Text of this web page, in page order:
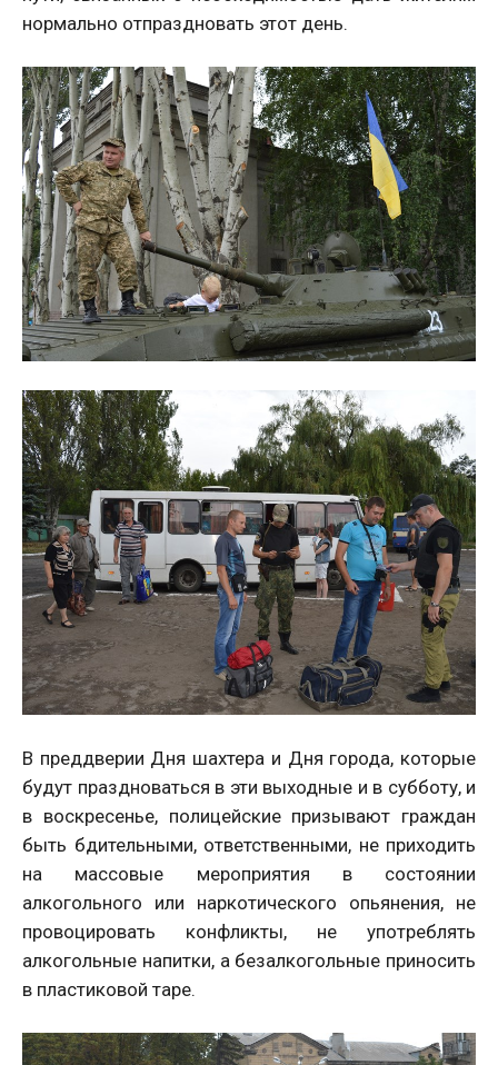
нормально отпраздновать этот день.
В преддверии Дня шахтера и Дня города, которые
будут праздноваться в эти выходные и в субботу, и
в воскресенье, полицейские призывают граждан
быть бдительными, ответственными, не приходить
на массовые мероприятия в состоянии
алкогольного или наркотического опьянения, не
провоцировать конфликты, не употреблять
алкогольные напитки, а безалкогольные приносить
в пластиковой таре.